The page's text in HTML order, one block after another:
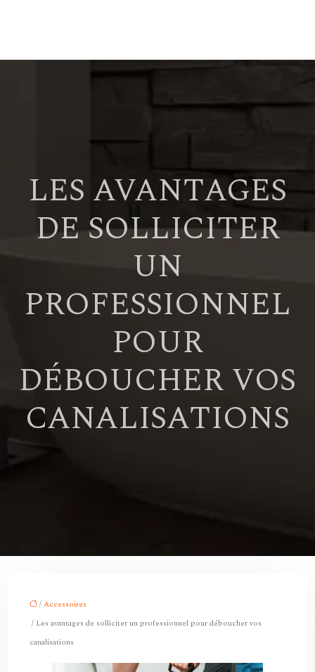
LES AVANTAGES
DE SOLLICITER
UN
PROFESSIONNEL
POUR
DÉBOUCHER VOS
CANALISATIONS
/Accessoires
/ Les avantages de solliciter un professionnel pour déboucher vos
canalisations